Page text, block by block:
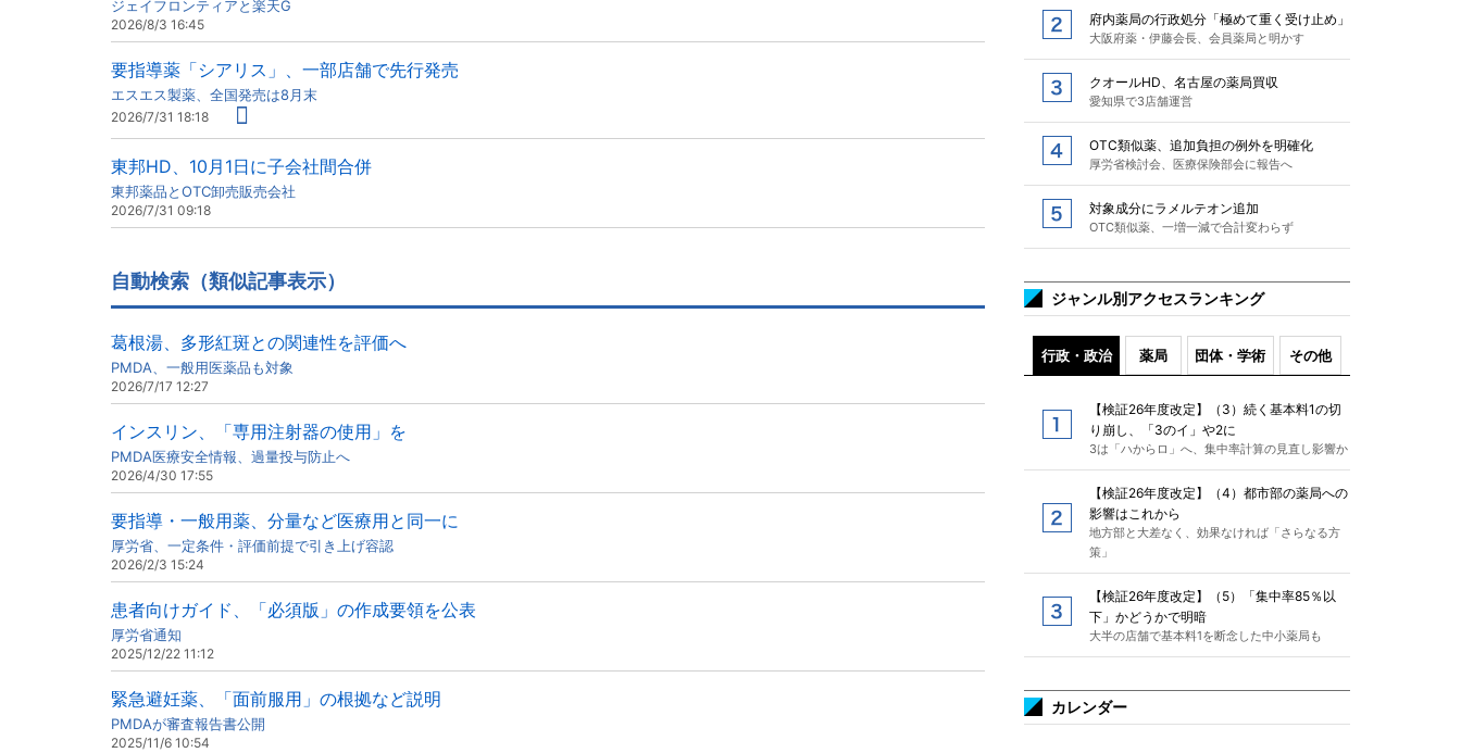
ジェイフロンティアと楽天G
2026/8/3 16:45
要指導薬「シアリス」、一部店舗で先行発売
エスエス製薬、全国発売は8月末
2026/7/31 18:18
東邦HD、10月1日に子会社間合併
東邦薬品とOTC卸売販売会社
2026/7/31 09:18
自動検索（類似記事表示）
葛根湯、多形紅斑との関連性を評価へ
PMDA、一般用医薬品も対象
2026/7/17 12:27
インスリン、「専用注射器の使用」を
PMDA医療安全情報、過量投与防止へ
2026/4/30 17:55
要指導・一般用薬、分量など医療用と同一に
厚労省、一定条件・評価前提で引き上げ容認
2026/2/3 15:24
患者向けガイド、「必須版」の作成要領を公表
厚労省通知
2025/12/22 11:12
緊急避妊薬、「面前服用」の根拠など説明
PMDAが審査報告書公開
2025/11/6 10:54
府内薬局の行政処分「極めて重く受け止め」
大阪府薬・伊藤会長、会員薬局と明かす
クオールHD、名古屋の薬局買収
愛知県で3店舗運営
OTC類似薬、追加負担の例外を明確化
厚労省検討会、医療保険部会に報告へ
対象成分にラメルテオン追加
OTC類似薬、一増一減で合計変わらず
ジャンル別アクセスランキング
行政・政治 薬局 団体・学術 その他
【検証26年度改定】（3）続く基本料1の切
り崩し、「3のイ」や2に
3は「ハからロ」へ、集中率計算の見直し影響か
【検証26年度改定】（4）都市部の薬局への
影響はこれから
地方部と大差なく、効果なければ「さらなる方
策」
【検証26年度改定】（5）「集中率85％以
下」かどうかで明暗
大半の店舗で基本料1を断念した中小薬局も
カレンダー